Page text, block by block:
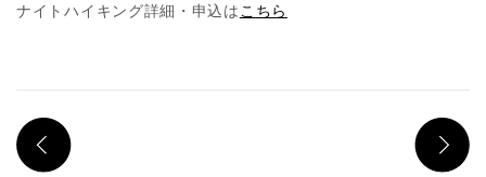
ナイトハイキング詳細・申込は こちら